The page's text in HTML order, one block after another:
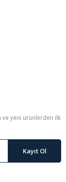
yeni ürünlerden ilk
Kayıt Ol